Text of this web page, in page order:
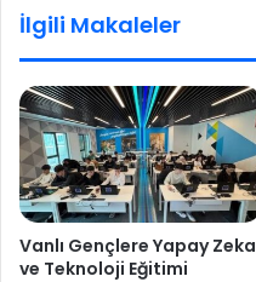
İlgili Makaleler
Vanlı Gençlere Yapay Zeka
ve Teknoloji Eğitimi